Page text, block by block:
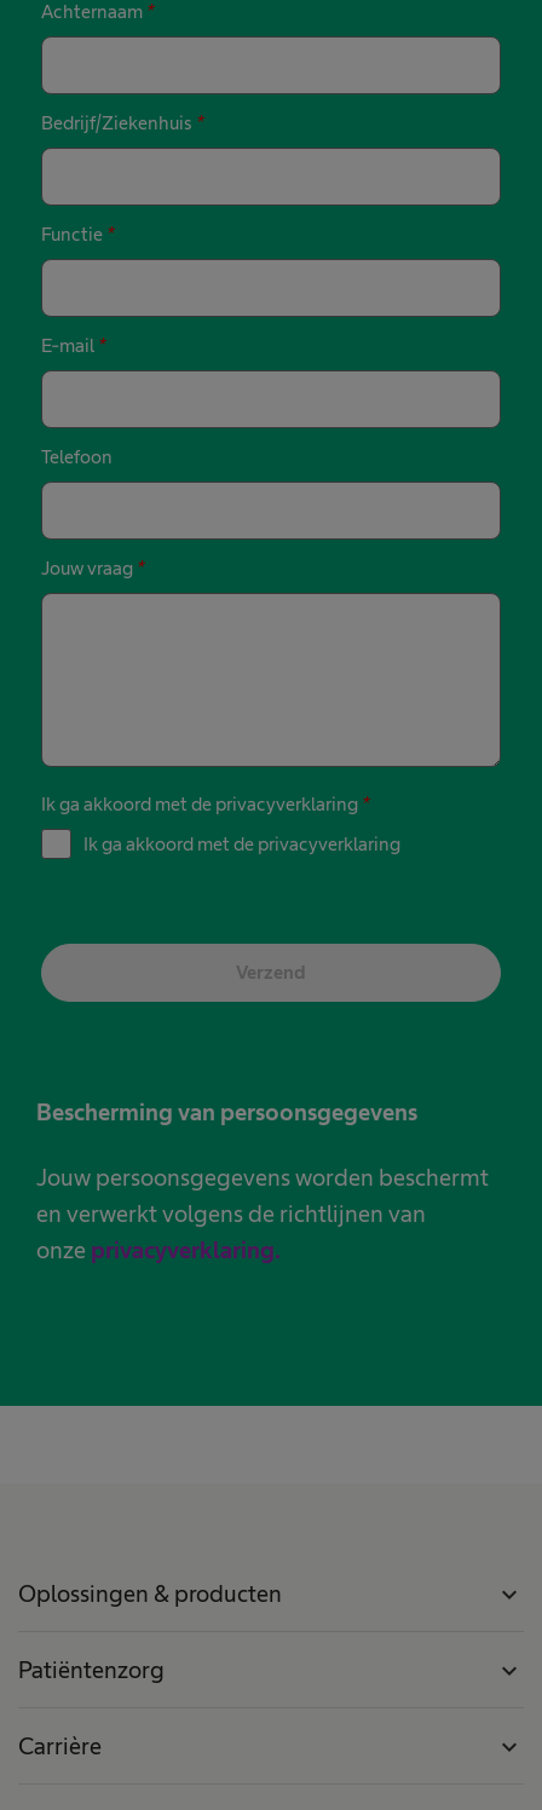
Achternaam *
Bedrijf/Ziekenhuis *
Functie *
E-mail *
Telefoon
Jouw vraag *
Ik ga akkoord met de privacyverklaring *
Ik ga akkoord met de privacyverklaring
Verzend
Bescherming van persoonsgegevens
Jouw persoonsgegevens worden beschermt
en verwerkt volgens de richtlijnen van
onze privacyverklaring.
Oplossingen & producten expand_more
Patiëntenzorg expand_more
Carrière expand_more